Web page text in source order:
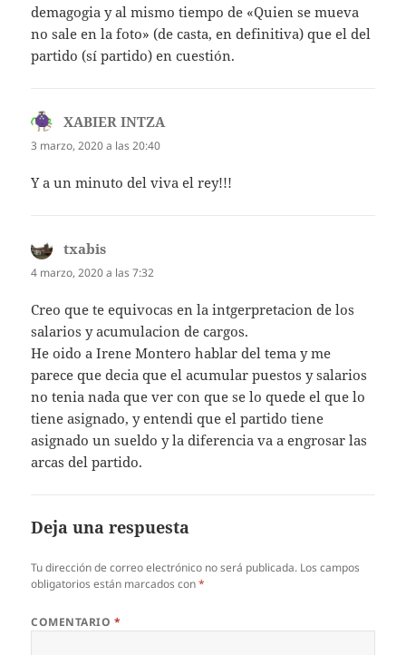
demagogia y al mismo tiempo de «Quien se mueva
no sale en la foto» (de casta, en definitiva) que el del
partido (sí partido) en cuestión.
XABIER INTZA
3 marzo, 2020 a las 20:40
Y a un minuto del viva el rey!!!
txabis
4 marzo, 2020 a las 7:32
Creo que te equivocas en la intgerpretacion de los
salarios y acumulacion de cargos.
He oido a Irene Montero hablar del tema y me
parece que decia que el acumular puestos y salarios
no tenia nada que ver con que se lo quede el que lo
tiene asignado, y entendi que el partido tiene
asignado un sueldo y la diferencia va a engrosar las
arcas del partido.
Deja una respuesta
Tu dirección de correo electrónico no será publicada. Los campos
obligatorios están marcados con*
COMENTARIO *